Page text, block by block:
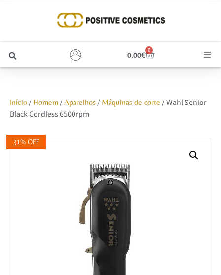
0.00€
0
Unhas
Início/ Homem/ Aparelhos/ Máquinas de corte / Wahl Senior
Black Cordless 6500rpm
31% OFF